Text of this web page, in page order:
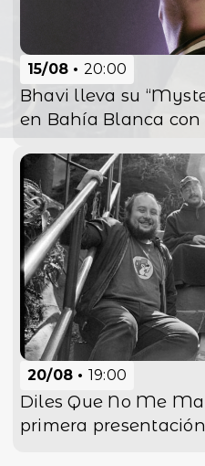
15/08 20:00
Bhavi lleva su
en Bahía Blanca con
20/08 19:00
Diles Que No Me
primera